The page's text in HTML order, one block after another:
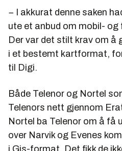
− I akkurat denne saken
ute et anbud om mobil-
Der var det stilt krav om å
i et bestemt kartformat,
til Digi.
Både Telenor og Nortel
Telenors nett gjennom
Nortel ba Telenor om å få
over Narvik og Evenes